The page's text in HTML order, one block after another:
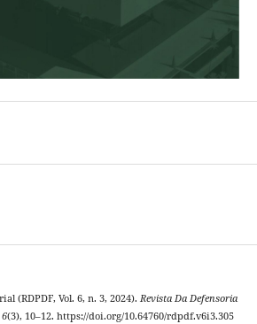
(RDPDF, Vol. 6, n. 3, 2024). Revista Da Defensoria
6(3), 10–12. https://doi.org/10.64760/rdpdf.v6i3.305